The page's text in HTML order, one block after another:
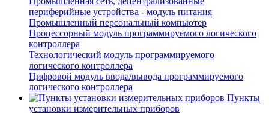
периферийные устройства - модуль питания
Промышленный персональный компьютер
Процессорный модуль программируемого логического
контроллера
Технологический модуль программируемого
логического контроллера
Цифровой модуль ввода/вывода программируемого
логического контроллера
Пункты
установки измерительных приборов